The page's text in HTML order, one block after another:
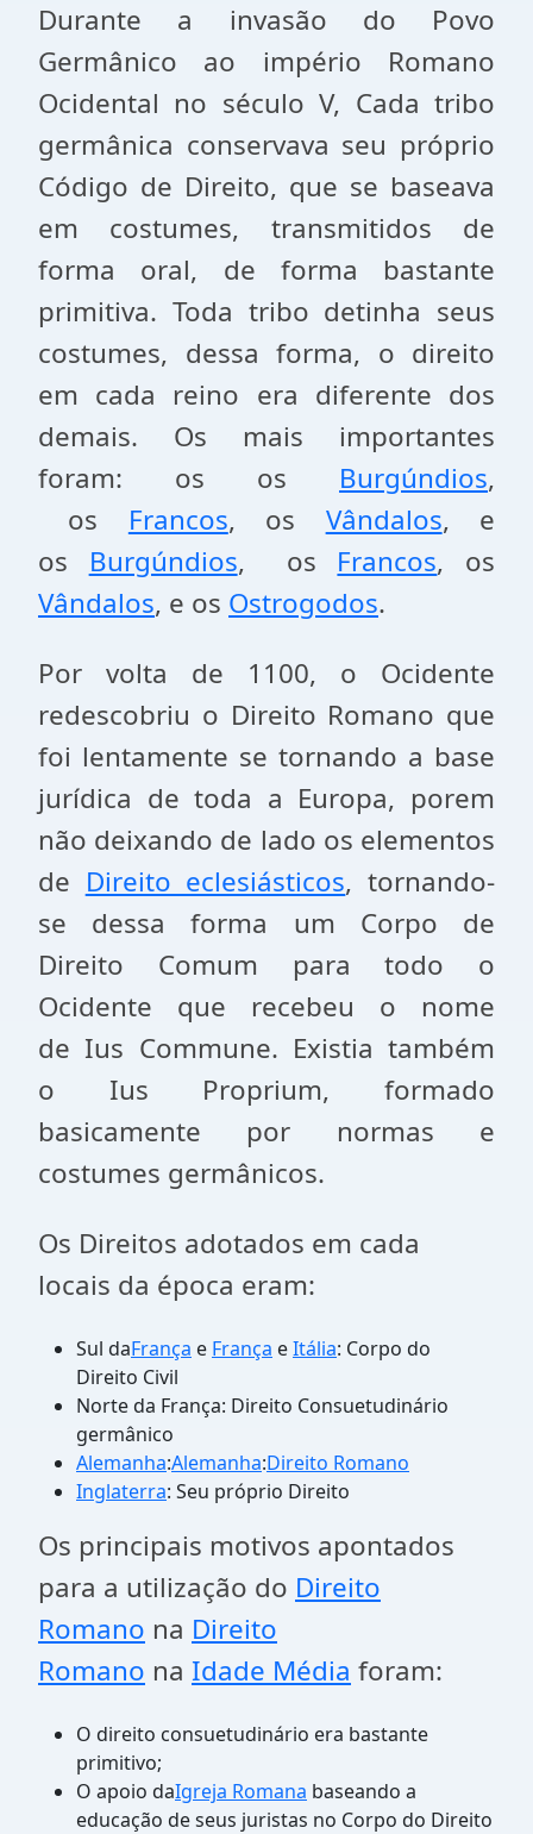
Durante a invasão do Povo
Germânico ao império Romano
Ocidental no século V, Cada tribo
germânica conservava seu próprio
Código de Direito, que se baseava
em costumes, transmitidos de
forma oral, de forma bastante
primitiva. Toda tribo detinha seus
costumes, dessa forma, o direito
em cada reino era diferente dos
demais. Os mais importantes
foram: os os Burgúndios,
os Francos, os Vândalos, e
os Burgúndios, os Francos, os
Vândalos, e os Ostrogodos.
Por volta de 1100, o Ocidente
redescobriu o Direito Romano que
foi lentamente se tornando a base
jurídica de toda a Europa, porem
não deixando de lado os elementos
de Direito eclesiásticos, tornando-
se dessa forma um Corpo de
Direito Comum para todo o
Ocidente que recebeu o nome
de Ius Commune. Existia também
o Ius Proprium, formado
basicamente por normas e
costumes germânicos.
Os Direitos adotados em cada
locais da época eram:
Sul daFrança e França eItália: Corpo do
Direito Civil
Norte da França: Direito Consuetudinário
germânico
Alemanha:Alemanha:Direito Romano
Inglaterra: Seu próprio Direito
Os principais motivos apontados
para a utilização do Direito
Romano na Direito
Romano na Idade Média foram:
O direito consuetudinário era bastante
primitivo;
O apoio daIgreja Romana baseando a
educação de seus juristas no Corpo do Direito